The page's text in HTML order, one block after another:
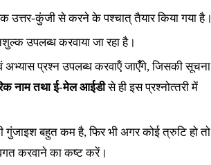
उत्तर-कुंजी से करने के पश्‍चात् तैयार किया गया है।
उपलब्‍ध करवाया जा रहा है।
अभ्‍यास प्रश्‍न उपलब्‍ध करवाऍं जाएँँगे, जिसकी सूचना
नाम तथा ई-मेल आईडीसे ही इस प्रश्‍नोत्‍तरी में
गुंजाइश बहुत कम है, फिर भी अगर कोई त्रुटि हो तो
करवाने का कष्‍ट करें।